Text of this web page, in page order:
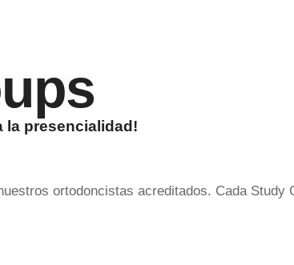
la presencialidad!
ortodoncistas acreditados. Cada Study